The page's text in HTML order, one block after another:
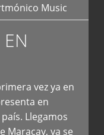
Music
vez ya en
en
Llegamos
Maracay, ya se